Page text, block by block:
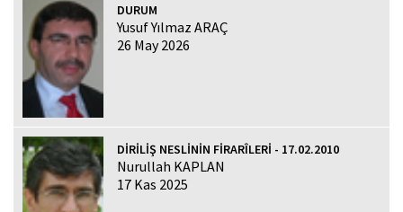
DURUM
Yusuf Yılmaz ARAÇ
26 May 2026
DİRİLİŞ NESLİNİN FİRARÎLERİ - 17.02.2010
Nurullah KAPLAN
17 Kas 2025